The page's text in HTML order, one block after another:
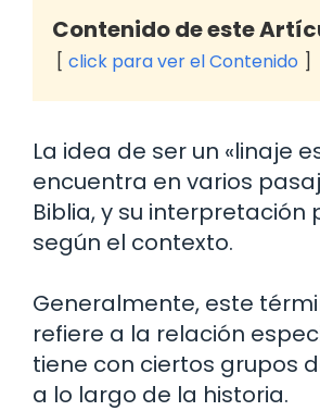
Contenido de este
click para ver el Contenido
La idea de ser un «linaje
encuentra en varios
Biblia, y su interpretación
según el contexto.
Generalmente, este
refiere a la relación
tiene con ciertos grupos
a lo largo de la historia.